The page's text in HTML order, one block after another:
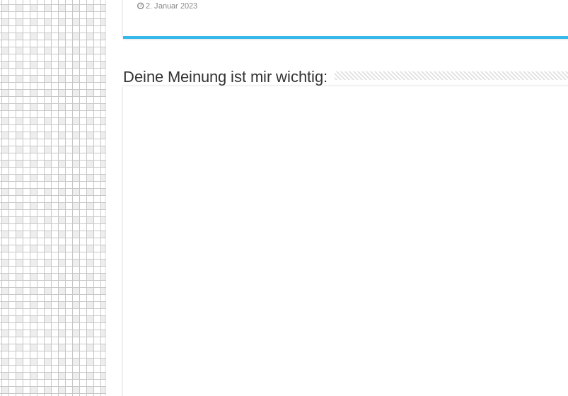
2. Januar 2023
Deine Meinung ist mir wichtig: